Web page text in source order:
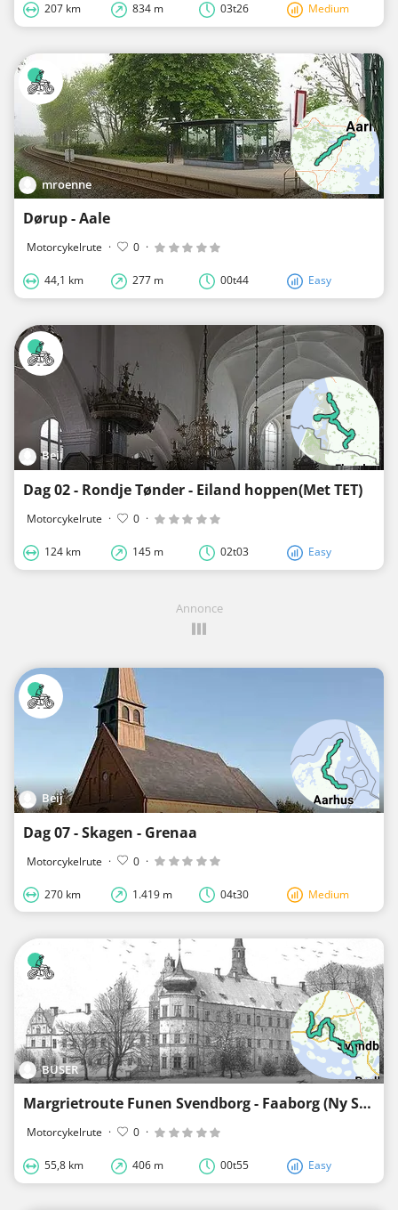
207 km 834 m 03t26 Medium
mroenne
Dørup - Aale
Motorcykelrute · 0 ·
44,1 km 277 m 00t44 Easy
Beij
Dag 02 - Rondje Tønder - Eiland hoppen(Met TET)
Motorcykelrute · 0 ·
124 km 145 m 02t03 Easy
Annonce
Beij
Dag 07 - Skagen - Grenaa
Motorcykelrute · 0 ·
270 km 1.419 m 04t30 Medium
BUSER
Margrietroute Funen Svendborg - Faaborg (Ny Stenderup)
Motorcykelrute · 0 ·
55,8 km 406 m 00t55 Easy